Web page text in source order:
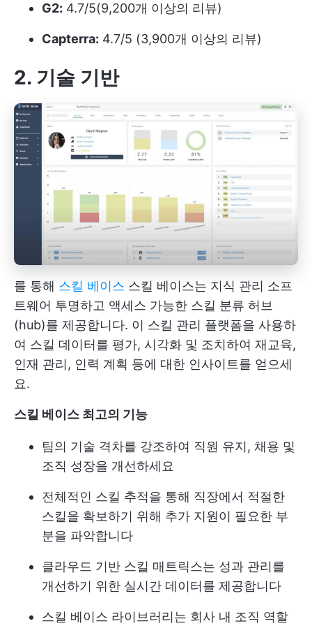
G2: 4.7/5(9,200개 이상의 리뷰)
Capterra: 4.7/5 (3,900개 이상의 리뷰)
2. 기술 기반
를 통해 스킬 베이스 스킬 베이스는 지식 관리 소프
트웨어 투명하고 액세스 가능한 스킬 분류 허브
(hub)를 제공합니다. 이 스킬 관리 플랫폼을 사용하
여 스킬 데이터를 평가, 시각화 및 조치하여 재교육,
인재 관리, 인력 계획 등에 대한 인사이트를 얻으세
요.
스킬 베이스 최고의 기능
팀의 기술 격차를 강조하여 직원 유지, 채용 및
조직 성장을 개선하세요
전체적인 스킬 추적을 통해 직장에서 적절한
스킬을 확보하기 위해 추가 지원이 필요한 부
분을 파악합니다
클라우드 기반 스킬 매트릭스는 성과 관리를
개선하기 위한 실시간 데이터를 제공합니다
스킬 베이스 라이브러리는 회사 내 조직 역할